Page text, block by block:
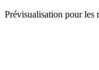
Prévisualisation pour